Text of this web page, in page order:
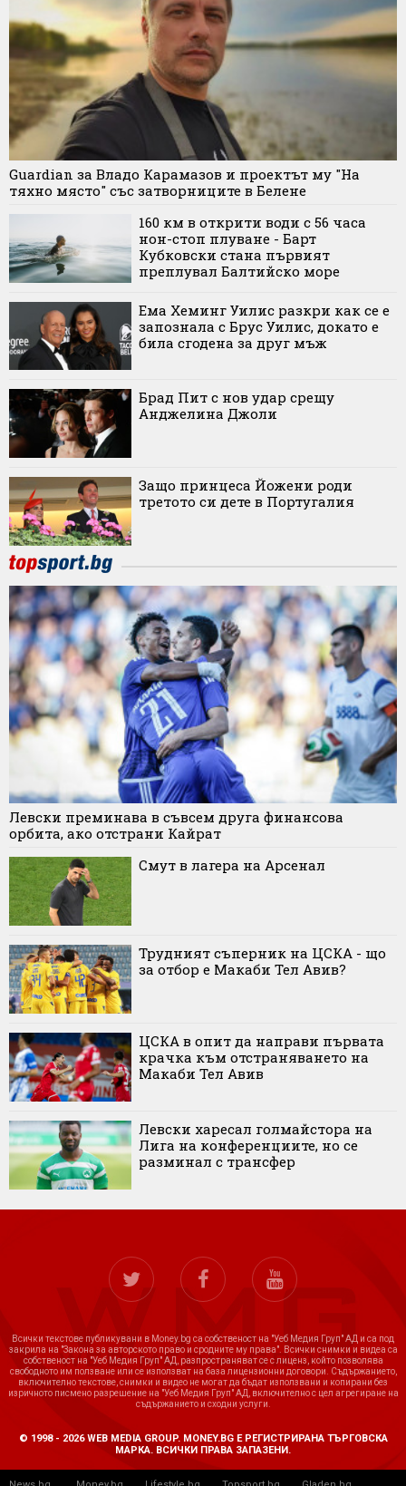
Guardian за Владо Карамазов и проектът му "На
тяхно място" със затворниците в Белене
160 км в открити води с 56 часа
нон-стоп плуване - Барт
Кубковски стана първият
преплувал Балтийско море
Ема Хеминг Уилис разкри как се е
запознала с Брус Уилис, докато е
била сгодена за друг мъж
Брад Пит с нов удар срещу
Анджелина Джоли
Защо принцеса Йожени роди
третото си дете в Португалия
Левски преминава в съвсем друга финансова
орбита, ако отстрани Кайрат
Смут в лагера на Арсенал
Трудният съперник на ЦСКА - що
за отбор е Макаби Тел Авив?
ЦСКА в опит да направи първата
крачка към отстраняването на
Макаби Тел Авив
Левски харесал голмайстора на
Лига на конференциите, но се
разминал с трансфер
Всички текстове публикувани в Money.bg са собственост на "Уеб Медия Груп" АД и са под
закрила на "Закона за авторското право и сродните му права". Всички снимки и видеа са
собственост на "Уеб Медия Груп" АД, разпространяват се с лиценз, който позволява
свободното им ползване или се използват на база лицензионни договори. Съдържанието,
включително текстове, снимки и видео не могат да бъдат използвани и копирани без
изричното писмено разрешение на "Уеб Медия Груп" АД, включително с цел агрегиране на
съдържанието и сходни услуги.
© 1998 - 2026 WEB MEDIA GROUP. MONEY.BG Е РЕГИСТРИРАНА ТЪРГОВСКА
МАРКА. ВСИЧКИ ПРАВА ЗАПАЗЕНИ.